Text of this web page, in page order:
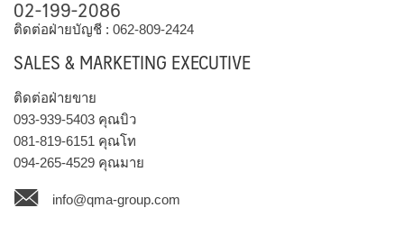
02-199-2086
ติดต่อฝ่ายบัญชี : 062-809-2424
SALES & MARKETING EXECUTIVE
ติดต่อฝ่ายขาย
093-939-5403 คุณบิว
081-819-6151 คุณโท
094-265-4529 คุณมาย
info@qma-group.com